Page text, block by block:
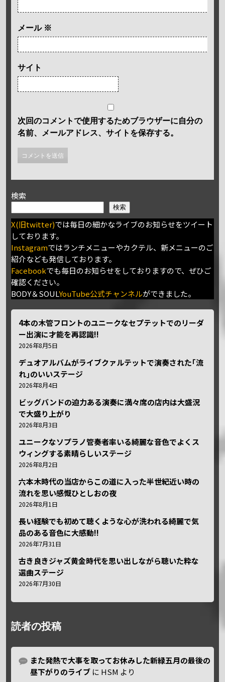
メール ※
サイト
次回のコメントで使用するためブラウザーに自分の
名前、メールアドレス、サイトを保存する。
検索
検索
X(旧twitter)では毎日の細かなライブのお知らせをツイート
しております。
Instagramではランチメニューやカクテル、新メニューのご
紹介なども発信しております。
Facebookでも毎日のお知らせをしておりますので、ぜひご
確認ください。
BODY＆SOULYouTube公式チャンネルができました。
4本の木管フロントのユニークなセプテットでのリーダ
ー出演に才能を再認識!!
2026年8月5日
デュオアルバムがライブクァルテットで演奏された｢流
れ｣のいいステージ
2026年8月4日
ビッグバンドの迫力ある演奏に満々席の店内は大盛況
で大盛り上がり
2026年8月3日
ユニークなソプラノ管奏者率いる綺麗な音色でよくス
ウィングする素晴らしいステージ
2026年8月2日
六本木時代の当店からこの道に入った半世紀近い時の
流れを思い感慨ひとしおの夜
2026年8月1日
長い経験でも初めて聴くような心が洗われる綺麗で気
品のある音色に大感動!!
2026年7月31日
古き良きジャズ黄金時代を思い出しながら聴いた粋な
選曲ステージ
2026年7月30日
読者の投稿
また発熱で大事を取ってお休みした新緑五月の最後の
昼下がりのライブ に HSM より